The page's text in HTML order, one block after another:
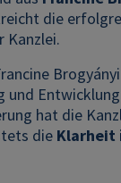
die
Kanzlei.
hat die
die Klarheit